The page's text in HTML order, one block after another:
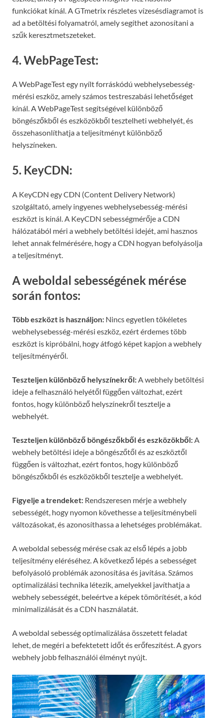
funkciókat kínál. A GTmetrix részletes vízesésdiagramot is
ad a betöltési folyamatról, amely segíthet azonosítani a
szűk keresztmetszeteket.
4. WebPageTest:
A WebPageTest egy nyílt forráskódú webhelysebesség-
mérési eszköz, amely számos testreszabási lehetőséget
kínál. A WebPageTest segítségével különböző
böngészőkből és eszközökből tesztelheti webhelyét, és
összehasonlíthatja a teljesítményt különböző
helyszíneken.
5. KeyCDN:
A KeyCDN egy CDN (Content Delivery Network)
szolgáltató, amely ingyenes webhelysebesség-mérési
eszközt is kínál. A KeyCDN sebességmérője a CDN
hálózatából méri a webhely betöltési idejét, ami hasznos
lehet annak felmérésére, hogy a CDN hogyan befolyásolja
a teljesítményt.
A weboldal sebességének mérése
során fontos:
Több eszközt is használjon: Nincs egyetlen tökéletes
webhelysebesség-mérési eszköz, ezért érdemes több
eszközt is kipróbálni, hogy átfogó képet kapjon a webhely
teljesítményéről.
Teszteljen különböző helyszínekről:A webhely betöltési
ideje a felhasználó helyétől függően változhat, ezért
fontos, hogy különböző helyszínekről tesztelje a
webhelyét.
Teszteljen különböző böngészőkből és eszközökből:A
webhely betöltési ideje a böngészőtől és az eszköztől
függően is változhat, ezért fontos, hogy különböző
böngészőkből és eszközökből tesztelje a webhelyét.
Figyelje a trendeket: Rendszeresen mérje a webhely
sebességét, hogy nyomon követhesse a teljesítménybeli
változásokat, és azonosíthassa a lehetséges problémákat.
A weboldal sebesség mérése csak az első lépés a jobb
teljesítmény eléréséhez. A következő lépés a sebességet
befolyásoló problémák azonosítása és javítása. Számos
optimalizálási technika létezik, amelyekkel javíthatja a
webhely sebességét, beleértve a képek tömörítését, a kód
minimalizálását és a CDN használatát.
A weboldal sebesség optimalizálása összetett feladat
lehet, de megéri a befektetett időt és erőfeszítést. A gyors
webhely jobb felhasználói élményt nyújt.